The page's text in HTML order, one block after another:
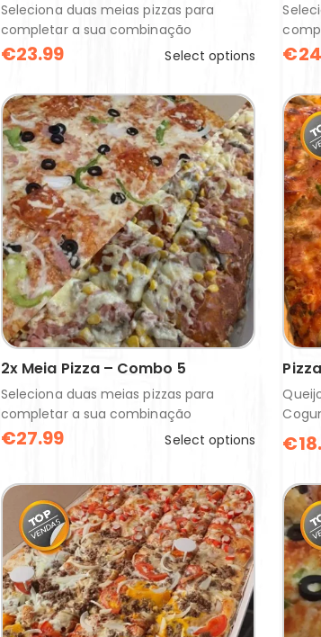
Seleciona duas meias pizzas para
completar a sua combinação
€23.99 Select options €
2x Meia Pizza – Combo 5
Seleciona duas meias pizzas para
completar a sua combinação
€27.99 Select options €